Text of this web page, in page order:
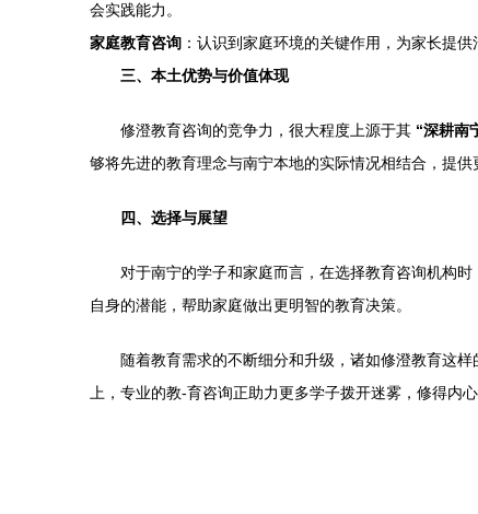
会实践能力。
家庭教育咨询 ：认识到家庭环境的关键作用，为家长提
三、本土优势与价值体现
修澄教育咨询的竞争力，很大程度上源于其 “深耕南
够将先进的教育理念与南宁本地的实际情况相结合，提供
四、选择与展望
对于南宁的学子和家庭而言，在选择教育咨询机构
自身的潜能，帮助家庭做出更明智的教育决策。
随着教育需求的不断细分和升级，诸如修澄教育这
上，专业的教-育咨询正助力更多学子拨开迷雾，修得内